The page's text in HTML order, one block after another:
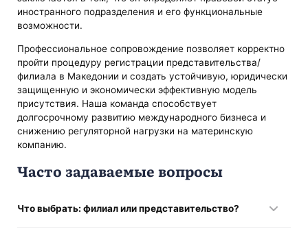
иностранного подразделения и его функциональные
возможности.
Профессиональное сопровождение позволяет корректно
пройти процедуру регистрации представительства/
филиала в Македонии и создать устойчивую, юридически
защищенную и экономически эффективную модель
присутствия. Наша команда способствует
долгосрочному развитию международного бизнеса и
снижению регуляторной нагрузки на материнскую
компанию.
Часто задаваемые вопросы
Что выбрать: филиал или представительство?